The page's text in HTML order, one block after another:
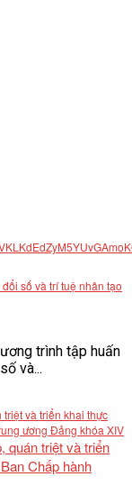
số và trí tuệ nhân tạo
trình tập huấn
và...
quán triệt và triển
Chấp hành